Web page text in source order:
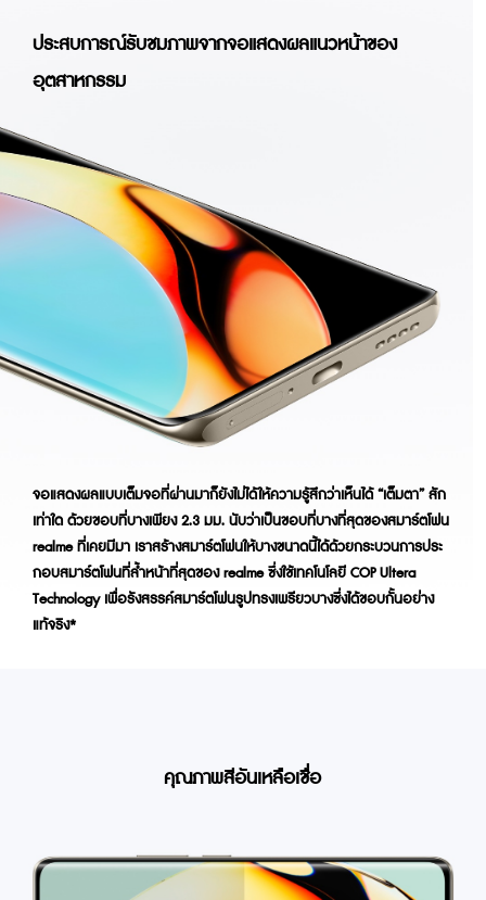
ประสบการณ์รับชมภาพจากจอแสดงผลแนวหน้าของ
อุตสาหกรรม
จอแสดงผลแบบเต็มจอที่ผ่านมาก็ยังไม่ได้ให้ความรู้สึกว่าเห็นได้ “เต็มตา” สัก
เท่าใด ด้วยขอบที่บางเพียง 2.3 มม. นับว่าเป็นขอบที่บางที่สุดของสมาร์ตโฟน
realme ที่เคยมีมา เราสร้างสมาร์ตโฟนให้บางขนาดนี้ได้ด้วยกระบวนการประ
กอบสมาร์ตโฟนที่ล้ำหน้าที่สุดของ realme ซึ่งใช้เทคโนโลยี COP Ultera
Technology เพื่อรังสรรค์สมาร์ตโฟนรูปทรงเพรียวบางซึ่งได้ขอบกั้นอย่าง
แท้จริง*
คุณภาพสีอันเหลือเชื่อ